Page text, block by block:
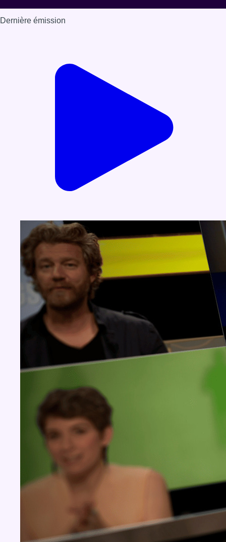
Dernière émission